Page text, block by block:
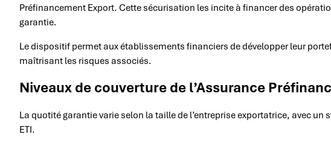
Préfinancement Export. Cette sécurisation les incite à financer des
garantie.
Le dispositif permet aux établissements financiers de développer leur
maîtrisant les risques associés.
Niveaux de couverture de l’Assurance
La quotité garantie varie selon la taille de l’entreprise exportatrice, avec un
ETI.